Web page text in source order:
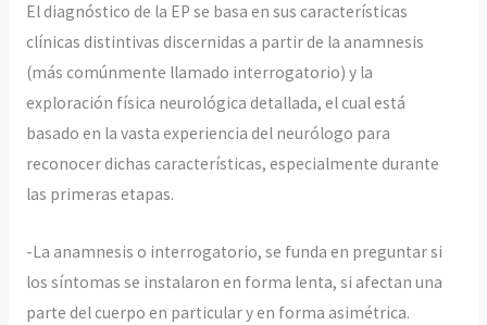
El diagnóstico de la EP se basa en sus características
clínicas distintivas discernidas a partir de la anamnesis
(más comúnmente llamado interrogatorio) y la
exploración física neurológica detallada, el cual está
basado en la vasta experiencia del neurólogo para
reconocer dichas características, especialmente durante
las primeras etapas.
-La anamnesis o interrogatorio, se funda en preguntar si
los síntomas se instalaron en forma lenta, si afectan una
parte del cuerpo en particular y en forma asimétrica.